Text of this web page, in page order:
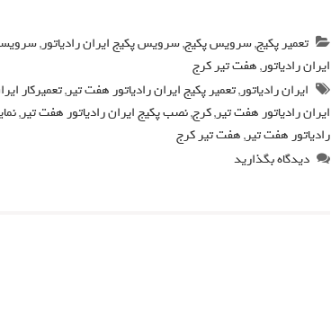
تعمیر پکیج,سرویس پکیج,سرویس پکیج ایران رادیاتور,
ایران رادیاتور,هفت تیر کرج
ایران رادیاتور,تعمیر پکیج ایران رادیاتور هفت تیر,تعمیرکار
ایران رادیاتور هفت تیر,کرج,نصب پکیج ایران رادیاتور هفت تیر,
رادیاتور هفت تیر,هفت تیر کرج
دیدگاه بگذارید